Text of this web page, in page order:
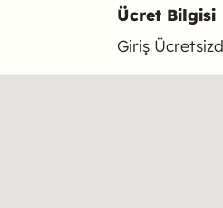
Ücret Bilgisi
Giriş